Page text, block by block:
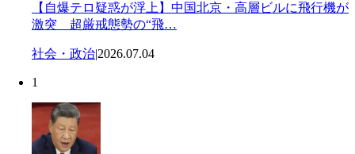
【自爆テロ疑惑が浮上】中国北京・高層ビルに飛行機が
激突 超厳戒態勢の“飛…
社会・政治|2026.07.04
1